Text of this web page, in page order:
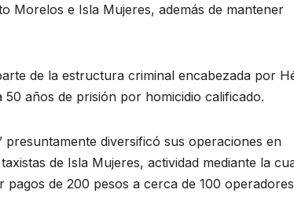
Morelos e Isla Mujeres, además de mantener
de la estructura criminal encabezada por
50 años de prisión por homicidio calificado.
diversificó sus operaciones en
de Isla Mujeres, actividad mediante la
de 200 pesos a cerca de 100